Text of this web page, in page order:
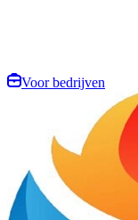
Voor bedrijven